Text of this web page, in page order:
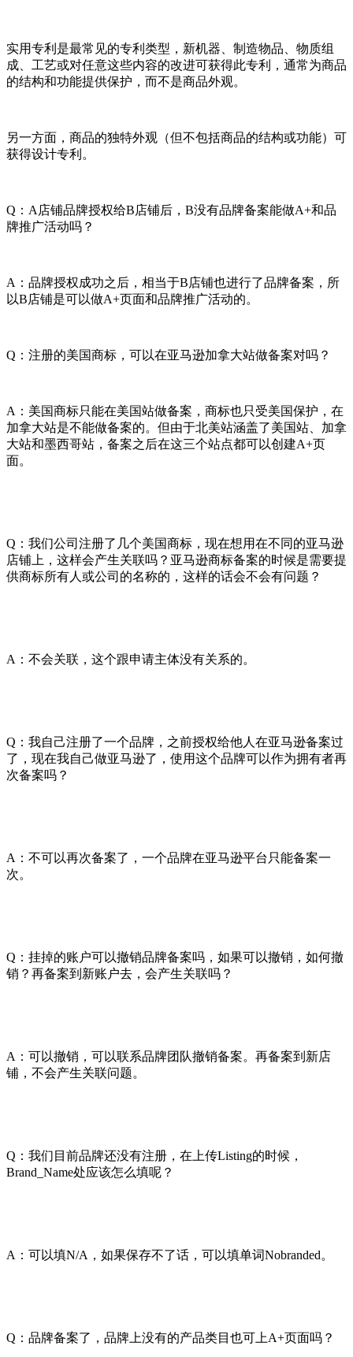
实用专利是最常见的专利类型，新机器、制造物品、物质组
成、工艺或对任意这些内容的改进可获得此专利，通常为商品
的结构和功能提供保护，而不是商品外观。
另一方面，商品的独特外观（但不包括商品的结构或功能）可
获得设计专利。
Q：A店铺品牌授权给B店铺后，B没有品牌备案能做A+和品
牌推广活动吗？
A：品牌授权成功之后，相当于B店铺也进行了品牌备案，所
以B店铺是可以做A+页面和品牌推广活动的。
Q：注册的美国商标，可以在亚马逊加拿大站做备案对吗？
A：美国商标只能在美国站做备案，商标也只受美国保护，在
加拿大站是不能做备案的。但由于北美站涵盖了美国站、加拿
大站和墨西哥站，备案之后在这三个站点都可以创建A+页
面。
Q：我们公司注册了几个美国商标，现在想用在不同的亚马逊
店铺上，这样会产生关联吗？亚马逊商标备案的时候是需要提
供商标所有人或公司的名称的，这样的话会不会有问题？
A：不会关联，这个跟申请主体没有关系的。
Q：我自己注册了一个品牌，之前授权给他人在亚马逊备案过
了，现在我自己做亚马逊了，使用这个品牌可以作为拥有者再
次备案吗？
A：不可以再次备案了，一个品牌在亚马逊平台只能备案一
次。
Q：挂掉的账户可以撤销品牌备案吗，如果可以撤销，如何撤
销？再备案到新账户去，会产生关联吗？
A：可以撤销，可以联系品牌团队撤销备案。再备案到新店
铺，不会产生关联问题。
Q：我们目前品牌还没有注册，在上传Listing的时候，
Brand_Name处应该怎么填呢？
A：可以填N/A，如果保存不了话，可以填单词Nobranded。
Q：品牌备案了，品牌上没有的产品类目也可上A+页面吗？